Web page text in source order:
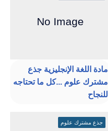
مادة اللغة الإنجليزية جذع
مشترك علوم ...كل ما تحتاجه
للنجاح
جذع مشترك علوم